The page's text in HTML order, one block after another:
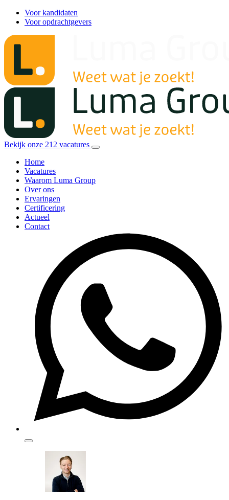
Voor kandidaten
Voor opdrachtgevers
Bekijk onze 212 vacatures
Home
Vacatures
Waarom Luma Group
Over ons
Ervaringen
Certificering
Actueel
Contact